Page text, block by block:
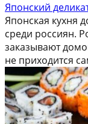
Японский
Японская кухня
среди россиян.
заказывают
не приходится